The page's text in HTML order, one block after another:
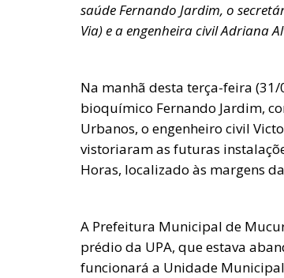
saúde Fernando Jardim, o
Via) e a engenheira civil Adriana
Na manhã desta terça-feira
bioquímico Fernando Jardim,
Urbanos, o engenheiro civil
vistoriaram as futuras
Horas, localizado às margens
A Prefeitura Municipal de
prédio da UPA, que estava
funcionará a Unidade